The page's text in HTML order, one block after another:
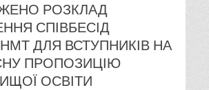
РОЗКЛАД
СПІВБЕСІД
ДЛЯ ВСТУПНИКІВ НА
ПРОПОЗИЦІЮ
ОСВІТИ